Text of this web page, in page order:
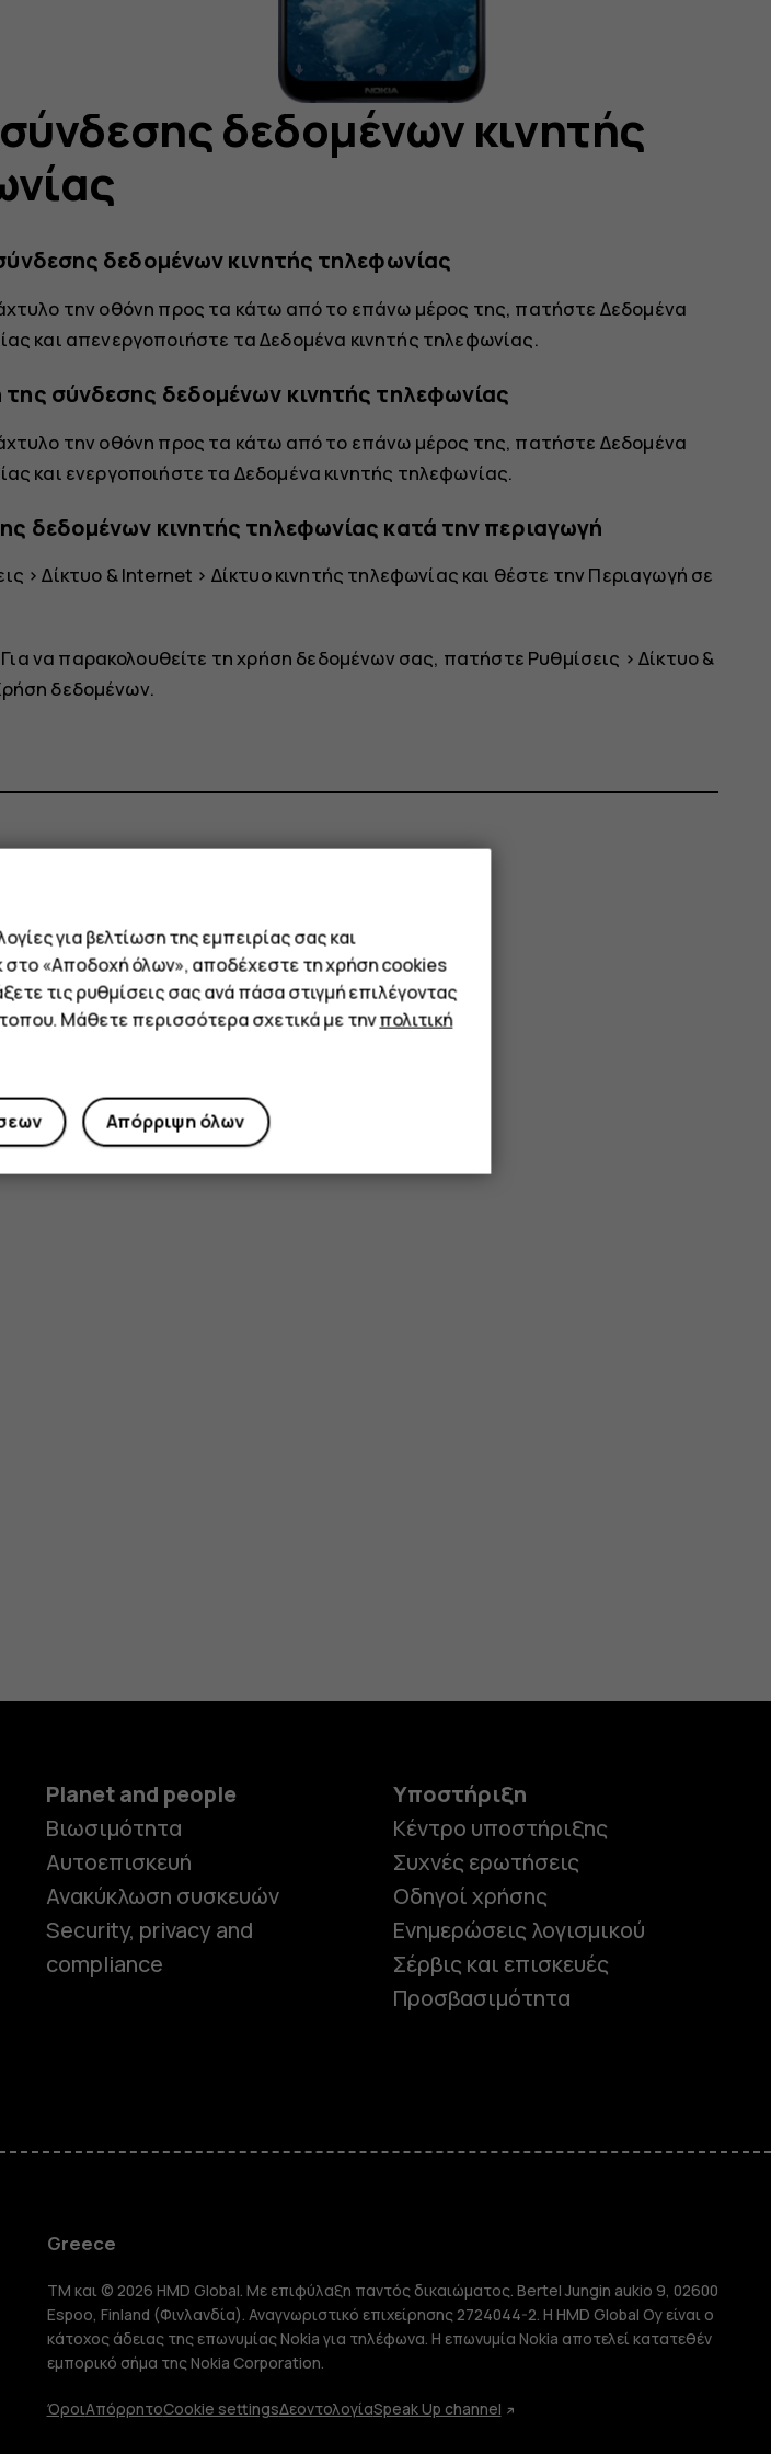
απλής χρήσης
δεδομένων κινητής
δεδομένων κινητής τηλεφωνίας
την οθόνη προς τα κάτω από το επάνω μέρος της, πατήστε Δεδομένα
και απενεργοποιήστε ταΔεδομένα κινητής τηλεφωνίας.
σύνδεσης δεδομένων κινητής τηλεφωνίας
την οθόνη προς τα κάτω από το επάνω μέρος της, πατήστε Δεδομένα
και ενεργοποιήστε τα Δεδομένα κινητής τηλεφωνίας.
δεδομένων κινητής τηλεφωνίας κατά την περιαγωγή
>Δίκτυο & Internet > Δίκτυο κινητής τηλεφωνίας και θέστε την Περιαγωγή σε
Για να παρακολουθείτε τη χρήση δεδομένων σας, πατήστε Ρυθμίσεις >Δίκτυο &
δεδομένων.
Planet and people
Βιωσιμότητα
Αυτοεπισκευή
Ανακύκλωση συσκευών
Security, privacy and
compliance
Υποστήριξη
Κέντρο υποστήριξης
Συχνές ερωτήσεις
Οδηγοί χρήσης
Ενημερώσεις λογισμικού
Σέρβις και επισκευές
Προσβασιμότητα
Greece
TM και © 2026 HMD Global. Με επιφύλαξη παντός δικαιώματος. Bertel Jungin aukio 9, 02600
Espoo, Finland (Φινλανδία). Αναγνωριστικό επιχείρησης 2724044-2. Η HMD Global Oy είναι ο
κάτοχος άδειας της επωνυμίας Nokia για τηλέφωνα. Η επωνυμία Nokia αποτελεί κατατεθέν
εμπορικό σήμα της Nokia Corporation.
ΌροιΑπόρρητοCookie settingsΔεοντολογίαSpeak Up channel
για βελτίωση της εμπειρίας σας και
στο «Αποδοχή όλων», αποδέχεστε τη χρήση cookies
τις ρυθμίσεις σας ανά πάσα στιγμή επιλέγοντας
Μάθετε περισσότερα σχετικά με τηνπολιτική
Απόρριψη όλων